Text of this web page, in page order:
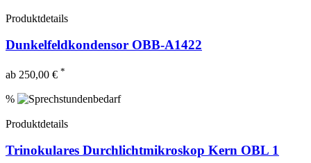
Produktdetails
Dunkelfeldkondensor OBB-A1422
ab 250,00 € *
%
Produktdetails
Trinokulares Durchlichtmikroskop Kern OBL 1